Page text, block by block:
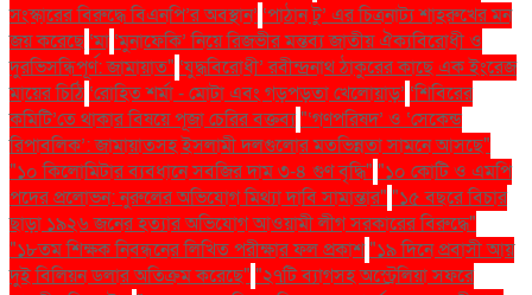
সংস্কারের বিরুদ্ধে বিএনপি’র অবস্থান’ ‘পাঠান টু’ এর চিত্রনাট্য শাহরুখের মন
জয় করেছে ‘মা ‘মুনাফেকি’ নিয়ে রিজভীর মন্তব্য জাতীয় ঐক্যবিরোধী ও
দুরভিসন্ধিপূর্ণ: জামায়াত" ‘যুদ্ধবিরোধী’ রবীন্দ্রনাথ ঠাকুরের কাছে এক ইংরেজ
মায়ের চিঠি ‘রোহিত শর্মা - মোটা এবং গড়পড়তা খেলোয়াড়’ ‘শিবিরের
কমিটি’তে থাকার বিষয়ে পূজা চেরির বক্তব্য"‘গণপরিষদ’ ও ‘সেকেন্ড
রিপাবলিক’: জামায়াতসহ ইসলামী দলগুলোর মতভিন্নতা সামনে আসছে"
"১০ কিলোমিটার ব্যবধানে সবজির দাম ৩-৪ গুণ বৃদ্ধি" "১০ কোটি ও এমপি
পদের প্রলোভন: নুরুলের অভিযোগ মিথ্যা দাবি সামান্তার" "১৫ বছরে বিচার
ছাড়া ১৯২৬ জনের হত্যার অভিযোগ আওয়ামী লীগ সরকারের বিরুদ্ধে"
"১৮তম শিক্ষক নিবন্ধনের লিখিত পরীক্ষার ফল প্রকাশ"১৯ দিনে প্রবাসী আয়
দুই বিলিয়ন ডলার অতিক্রম করেছে" "২৭টি ব্যাগসহ অস্ট্রেলিয়া সফরে